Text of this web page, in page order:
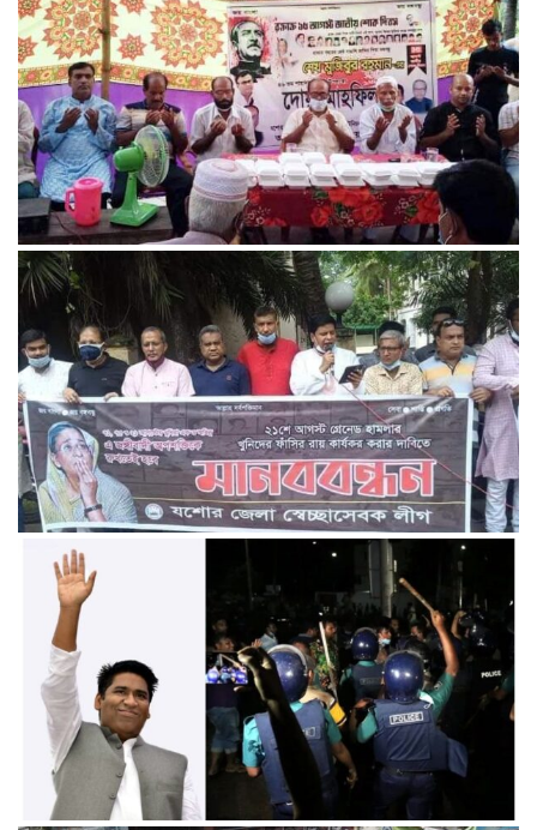
যশোরের কচুয়া ইউনিয়নে বঙ্গবন্ধুর শাহাদাত বার্ষিকীতে দোয়া-মাহফিল
ও খিচুড়ী বিতরণ।
২১ আগস্ট গ্রেনেড হামলার খুনিদের ফাঁসির রায় কার্যকরের দাবীতে
মানববন্ধন করেছে যশোর জেলা স্বেচ্ছাসেবক লীগ।